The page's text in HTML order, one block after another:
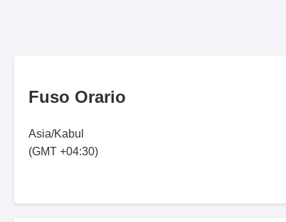
Fuso Orario
Asia/Kabul
(GMT +04:30)